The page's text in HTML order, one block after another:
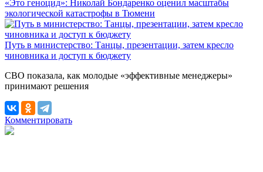
«Это геноцид»: Николай Бондаренко оценил масштабы
экологической катастрофы в Тюмени
Путь в министерство: Танцы, презентации, затем кресло
чиновника и доступ к бюджету
СВО показала, как молодые «эффективные менеджеры»
принимают решения
Комментировать